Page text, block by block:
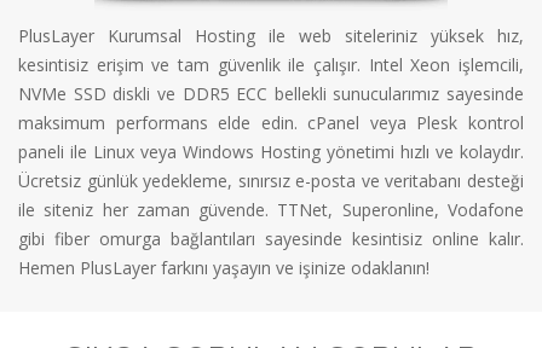
PlusLayer Kurumsal Hosting ile web siteleriniz yüksek hız,
kesintisiz erişim ve tam güvenlik ile çalışır. Intel Xeon işlemcili,
NVMe SSD diskli ve DDR5 ECC bellekli sunucularımız sayesinde
maksimum performans elde edin. cPanel veya Plesk kontrol
paneli ile Linux veya Windows Hosting yönetimi hızlı ve kolaydır.
Ücretsiz günlük yedekleme, sınırsız e-posta ve veritabanı desteği
ile siteniz her zaman güvende. TTNet, Superonline, Vodafone
gibi fiber omurga bağlantıları sayesinde kesintisiz online kalır.
Hemen PlusLayer farkını yaşayın ve işinize odaklanın!